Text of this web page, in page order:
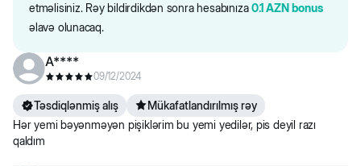
etməlisiniz. Rəy bildirdikdən sonra hesabınıza0.1 AZN bonus
əlavə olunacaq.
A****
09/12/2024
Təsdiqlənmiş alış
Mükafatlandırılmış rəy
Hər yemi bəyənməyən pişiklərim bu yemi yedilər, pis deyil razı
qaldım